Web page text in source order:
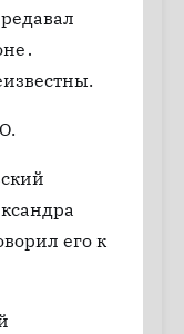
его к